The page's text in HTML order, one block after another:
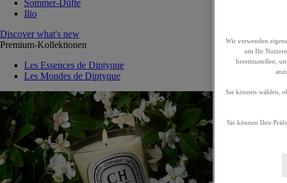
Sommer-Düfte
Ilio
Discover what's new
Premium-Kollektionen
Les Essences de Diptyque
Les Mondes de Diptyque
Wir verwenden
um Ihr
bereitzustellen,
Sie können wählen,
Sie können Ihre